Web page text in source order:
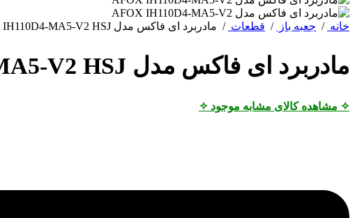
خانه / جعبه باز / قطعات / مادربرد ای فاکس مدل AFOX IH110D4-MA5-V2 HSJ استوک
مادربرد ای فاکس مدل AFOX IH110D4-MA5-V2 HSJ استوک
✧ مشاهده کالای مشابه موجود ✧